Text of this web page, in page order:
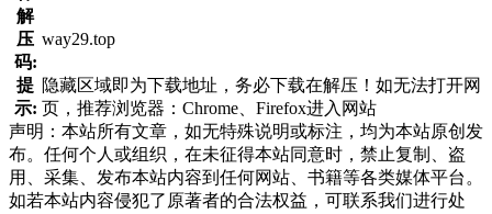
解
压
码:
way29.top
提
示:
隐藏区域即为下载地址，务必下载在解压！如无法打开网
页，推荐浏览器：Chrome、Firefox进入网站
声明：本站所有文章，如无特殊说明或标注，均为本站原创发
布。任何个人或组织，在未征得本站同意时，禁止复制、盗
用、采集、发布本站内容到任何网站、书籍等各类媒体平台。
如若本站内容侵犯了原著者的合法权益，可联系我们进行处